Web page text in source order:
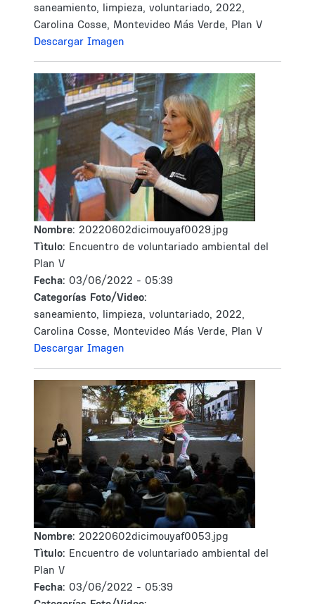
saneamiento, limpieza, voluntariado, 2022,
Carolina Cosse, Montevideo Más Verde, Plan V
Descargar Imagen
Nombre: 20220602dicimouyaf0029.jpg
Tìtulo: Encuentro de voluntariado ambiental del
Plan V
Fecha: 03/06/2022 - 05:39
Categorías Foto/Video:
saneamiento, limpieza, voluntariado, 2022,
Carolina Cosse, Montevideo Más Verde, Plan V
Descargar Imagen
Nombre: 20220602dicimouyaf0053.jpg
Tìtulo: Encuentro de voluntariado ambiental del
Plan V
Fecha: 03/06/2022 - 05:39